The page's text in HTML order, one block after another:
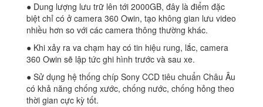
● Dung lượng lưu trữ lên tới 2000GB, đây là điểm đặc
biệt chỉ có ở camera 360 Owin, tạo không gian lưu video
nhiều hơn so với các camera thông thường khác.
● Khi xảy ra va chạm hay có tin hiệu rung, lắc, camera
360 Owin sẽ lập tức ghi hình trước và sau xe.
● Sử dụng hệ thống chíp Sony CCD tiêu chuẩn Châu Âu
có khả năng chống xước, chống nước, chống hỏng theo
thời gian cực kỳ tốt.